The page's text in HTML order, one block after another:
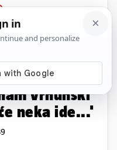
Komentari
nakon
vrhunski
neka ide...'